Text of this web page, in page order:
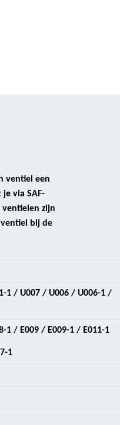
ventiel een
via SAF-
ventielen zijn
bij de
1 / U007 / U006 / U006-1 /
1 / E009 / E009-1 / E011-1
1